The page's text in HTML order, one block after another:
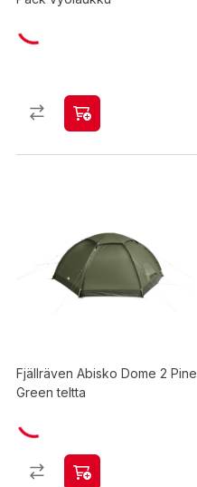
Fjällräven Abisko Dome 2 Pine
Green teltta